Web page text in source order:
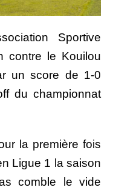
Sportive
contre le Kouilou
un score de 1-0
du championnat
la première fois
Ligue 1 la saison
comble le vide